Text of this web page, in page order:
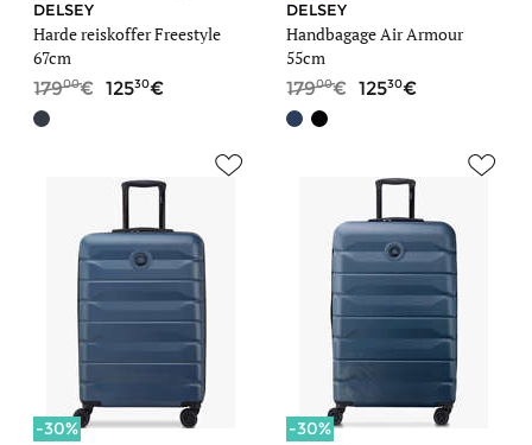
DELSEY
Harde reiskoffer Freestyle
67cm
17900 12530
DELSEY
Handbagage Air Armour
55cm
17900 12530
-30% -30%